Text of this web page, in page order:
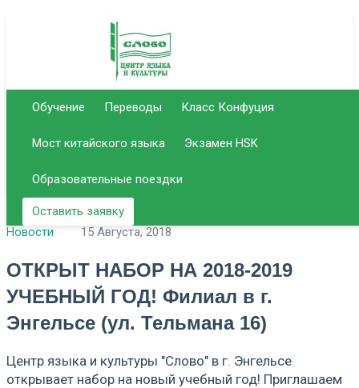
Позвонить
образования
+7 (8452) 51-
переводов
+7 (8452) 50-
Обучение Переводы Класс Конфуция
Мост китайского языка Экзамен HSK
Образовательные поездки
Оставить заявку
Новости
15 Августа, 2018
ОТКРЫТ НАБОР НА 2018-2019
УЧЕБНЫЙ ГОД! Филиал в г.
Энгельсе (ул. Тельмана 16)
Центр языка и культуры "Слово" в г. Энгельсе
открывает набор на новый учебный год! Приглашаем